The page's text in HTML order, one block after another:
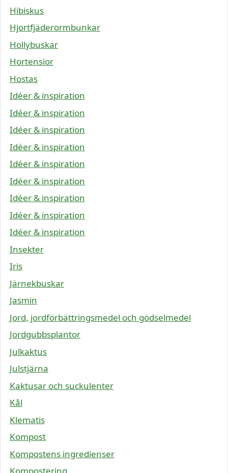
Hibiskus
Hjortfjäderormbunkar
Hollybuskar
Hortensior
Hostas
Idéer & inspiration
Idéer & inspiration
Idéer & inspiration
Idéer & inspiration
Idéer & inspiration
Idéer & inspiration
Idéer & inspiration
Idéer & inspiration
Idéer & inspiration
Insekter
Iris
Järnekbuskar
Jasmin
Jord, jordförbättringsmedel och gödselmedel
Jordgubbsplantor
Julkaktus
Julstjärna
Kaktusar och suckulenter
Kål
Klematis
Kompost
Kompostens ingredienser